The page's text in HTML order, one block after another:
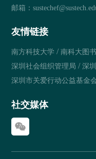
邮箱：
友情链接
南方科技大学 /南科大图
深圳社会组织管理局 /深
深圳市关爱行动公益基金
社交媒体